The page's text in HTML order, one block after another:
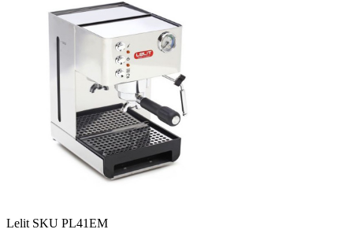
Lelit SKU PL41EM